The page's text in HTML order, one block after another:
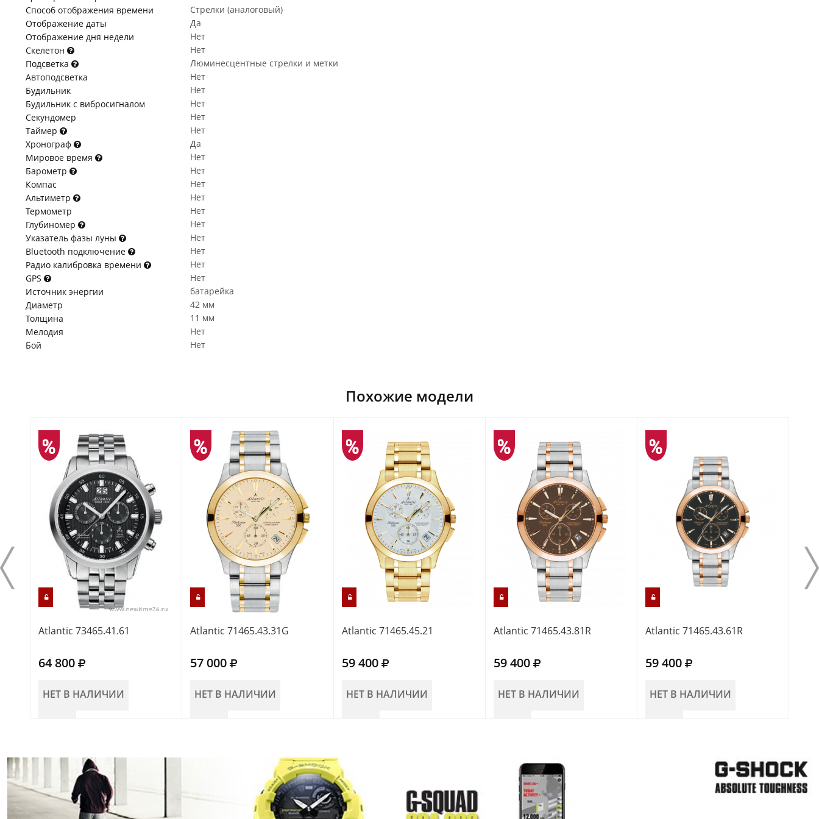
Способ отображения времени
Стрелки (аналоговый)
Отображение даты
Да
Отображение дня недели
Нет
Скелетон
Нет
Подсветка
Люминесцентные стрелки и метки
Автоподсветка
Нет
Будильник
Нет
Будильник с вибросигналом
Нет
Секундомер
Нет
Таймер
Нет
Хронограф
Да
Мировое время
Нет
Барометр
Нет
Компас
Нет
Альтиметр
Нет
Термометр
Нет
Глубиномер
Нет
Указатель фазы луны
Нет
Bluetooth подключение
Нет
Радио калибровка времени
Нет
GPS
Нет
Источник энергии
батарейка
Диаметр
42 мм
Толщина
11 мм
Мелодия
Нет
Бой
Нет
Похожие модели
Atlantic 73465.41.61
64 800
НЕТ В НАЛИЧИИ
Atlantic 71465.43.31G
57 000
НЕТ В НАЛИЧИИ
Atlantic 71465.45.21
59 400
НЕТ В НАЛИЧИИ
Atlantic 71465.43.81R
59 400
НЕТ В НАЛИЧИИ
Atlantic 71465.43.61R
59 400
НЕТ В НАЛИЧИИ